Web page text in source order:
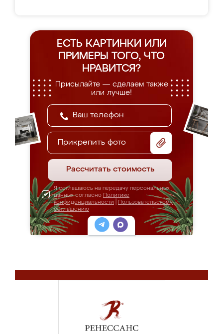
ЕСТЬ КАРТИНКИ ИЛИ
ПРИМЕРЫ
ТОГО, ЧТО
НРАВИТСЯ?
Присылайте — сделаем также
или лучше!
Прикрепить фото
Рассчитать стоимость
Я соглашаюсь на передачу персональных
данных согласно Политике
конфиденциальности
Пользовательскому
соглашению